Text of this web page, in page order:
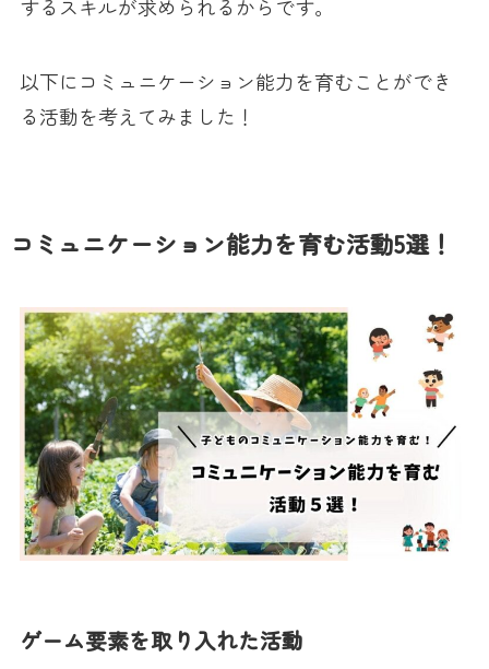
するスキルが求められるからです。
以下にコミュニケーション能力を育むことができ
る活動を考えてみました！
コミュニケーション能力を育む活動5選！
ゲーム要素を取り入れた活動